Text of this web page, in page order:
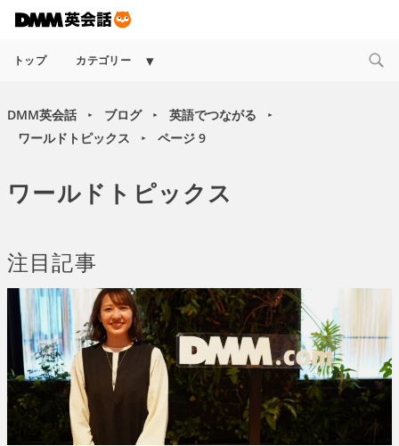
トップ カテゴリー
DMM英会話 ► ブログ ► 英語でつながる ►
ワールドトピックス ► ページ 9
ワールドトピックス
注目記事